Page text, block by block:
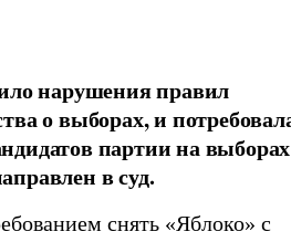
нарушения правил
о выборах, и
партии на
в суд.
снять «Яблоко» с